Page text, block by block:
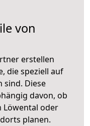
von
erstellen
die speziell auf
sind. Diese
davon, ob
Löwental oder
planen.